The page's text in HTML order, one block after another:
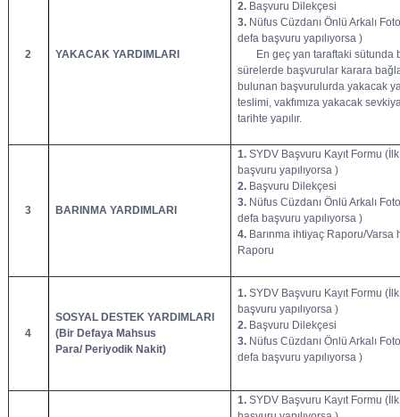
2 YAKACAK YARDIMLARI
2. Başvuru Dilekçesi
3. Nüfus Cüzdanı Önlü Arkalı
defa başvuru yapılıyorsa )
En geç yan taraftaki sütunda
sürelerde başvurular karara
bulunan başvurulurda yakacak
teslimi, vakfımıza yakacak
tarihte yapılır.
3 BARINMA YARDIMLARI
1. SYDV Başvuru Kayıt Formu
başvuru yapılıyorsa )
2. Başvuru Dilekçesi
3. Nüfus Cüzdanı Önlü Arkalı
defa başvuru yapılıyorsa )
4. Barınma ihtiyaç Raporu/Varsa
Raporu
4
SOSYAL DESTEK YARDIMLARI
(Bir Defaya Mahsus
Para/ Periyodik Nakit)
1. SYDV Başvuru Kayıt Formu
başvuru yapılıyorsa )
2. Başvuru Dilekçesi
3. Nüfus Cüzdanı Önlü Arkalı
defa başvuru yapılıyorsa )
1. SYDV Başvuru Kayıt Formu